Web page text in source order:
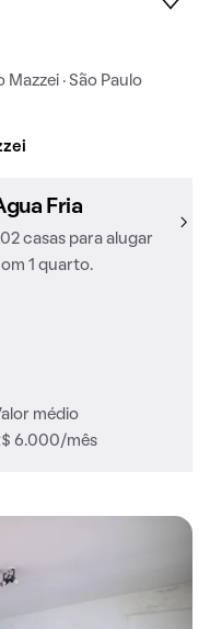
· São Paulo
Fria
casas para alugar
1 quarto.
médio
6.000/mês